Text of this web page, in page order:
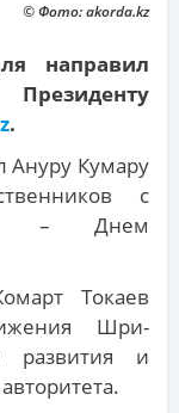
© Фото: akorda.kz
направил
.
Ануру Кумару
с
– Днем
Токаев
Шри-
развития и